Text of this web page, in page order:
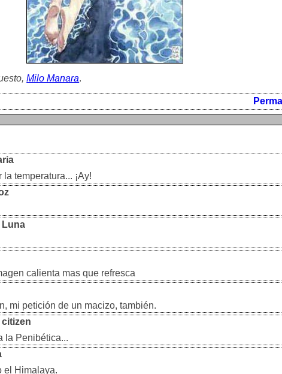
Milo Manara.
temperatura... ¡Ay!
Luna
calienta mas que refresca
mi petición de un macizo, también.
la Penibética...
el Himalaya.